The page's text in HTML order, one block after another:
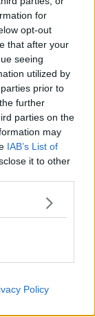
for
opt-out
that after your
seeing
utilized by
prior to
further
parties on the
may
IAB’s List of
it to other
Policy
frequenti.
e
specialisti che
motorio per la
con disabilità
le loro
dando loro la
di festa
-che svolge
invitiamo tutte
questo
corsa podistica
con la
sanminiatesi
breve